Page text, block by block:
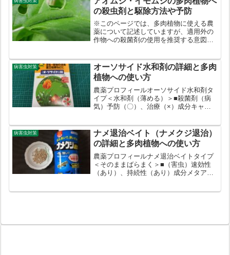
類、ハモグリバエ類、カイ...
の殺虫剤と駆除方法や予防
※このページでは、多肉植物に使える農
薬について記述していますが、適用外の
作物への殺菌剤の使用を推奨する意図は
の適用がない農薬を使うと農薬取締法に
抵触してしまうため、自己責...
病害虫対策
オーソサイド水和剤の詳細と多肉
植物への使い方
農薬プロフィールオーソサイド水和剤タ
イプ＜水和剤（薄める）＞■殺菌剤（病
気）予防（〇）、治療（×）成分キャプ
病、黒星病、灰色かび病、炭疽病、葉腐
病など希釈倍率300～...
病害虫対策
ナメ退治ベイト（ナメクジ退治）
の詳細と多肉植物への使い方
農薬プロフィールナメ退治ベイトタイプ
＜そのままばらまく＞■（害虫）速効性
（あり）、持続性（あり）成分メタアル